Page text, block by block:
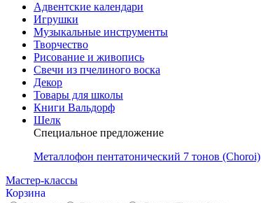
Адвентские календари
Игрушки
Музыкальные инструменты
Творчество
Рисование и живопись
Свечи из пчелиного воска
Декор
Товары для школы
Книги Вальдорф
Шелк
Специальное предложение
Металлофон пентатонический 7 тонов (Choroi)
Мастер-классы
Корзина